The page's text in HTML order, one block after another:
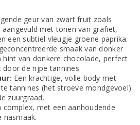
geur van zwart fruit zoals
aangevuld met tonen van grafiet,
een subtiel vleugje groene paprika.
smaak van donker
van donkere chocolade, perfect
door de rijpe tannines.
Een krachtige, volle body met
tannines (het stroeve mondgevoel)
zuurgraad.
complex, met een aanhoudende
nasmaak.